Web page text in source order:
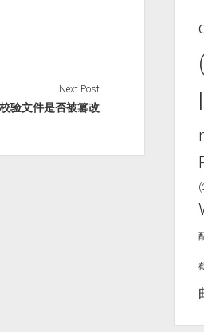
Next Post
验文件是否被篡改